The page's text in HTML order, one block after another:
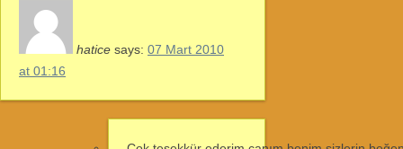
hatice says: 07 Mart 2010
at 01:16